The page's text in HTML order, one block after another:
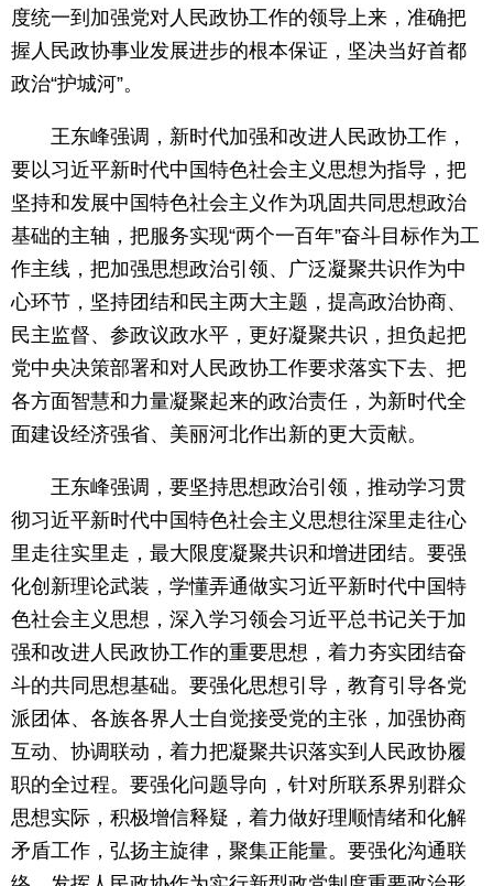
度统一到加强党对人民政协工作的领导上来，准确把
握人民政协事业发展进步的根本保证，坚决当好首都
政治“护城河”。
王东峰强调，新时代加强和改进人民政协工作，
要以习近平新时代中国特色社会主义思想为指导，把
坚持和发展中国特色社会主义作为巩固共同思想政治
基础的主轴，把服务实现“两个一百年”奋斗目标作为工
作主线，把加强思想政治引领、广泛凝聚共识作为中
心环节，坚持团结和民主两大主题，提高政治协商、
民主监督、参政议政水平，更好凝聚共识，担负起把
党中央决策部署和对人民政协工作要求落实下去、把
各方面智慧和力量凝聚起来的政治责任，为新时代全
面建设经济强省、美丽河北作出新的更大贡献。
王东峰强调，要坚持思想政治引领，推动学习贯
彻习近平新时代中国特色社会主义思想往深里走往心
里走往实里走，最大限度凝聚共识和增进团结。要强
化创新理论武装，学懂弄通做实习近平新时代中国特
色社会主义思想，深入学习领会习近平总书记关于加
强和改进人民政协工作的重要思想，着力夯实团结奋
斗的共同思想基础。要强化思想引导，教育引导各党
派团体、各族各界人士自觉接受党的主张，加强协商
互动、协调联动，着力把凝聚共识落实到人民政协履
职的全过程。要强化问题导向，针对所联系界别群众
思想实际，积极增信释疑，着力做好理顺情绪和化解
矛盾工作，弘扬主旋律，聚集正能量。要强化沟通联